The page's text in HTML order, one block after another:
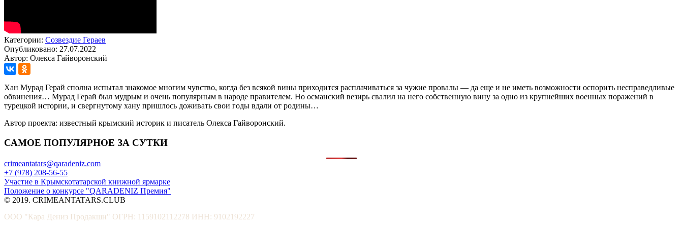
Категории: Созвездие Гераев
Опубликовано: 27.07.2022
Автор: Олекса Гайворонский
Хан Мурад Герай сполна испытал знакомое многим чувство, когда без всякой вины приходится расплачиваться за чужие провалы — да еще и не иметь возможности оспорить несправедливые
обвинения… Мурад Герай был мудрым и очень популярным в народе правителем. Но османский везирь свалил на него собственную вину за одно из крупнейших военных поражений в
турецкой истории, и свергнутому хану пришлось доживать свои годы вдали от родины…
Автор проекта: известный крымский историк и писатель Олекса Гайворонский.
САМОЕ ПОПУЛЯРНОЕ ЗА СУТКИ
crimeantatars@qaradeniz.com
+7 (978) 208-56-55
Участие в Крымскотатарской книжной ярмарке
Положение о конкурсе "QARADENIZ Премия"
© 2019. CRIMEANTATARS.CLUB
ООО "Кара Дениз Продакшн" ОГРН: 1159102112278 ИНН: 9102192227